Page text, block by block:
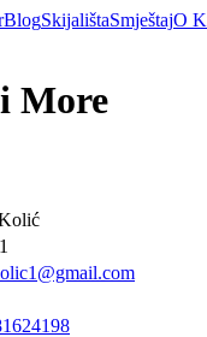
BlogSkijalištaSmještajO
More